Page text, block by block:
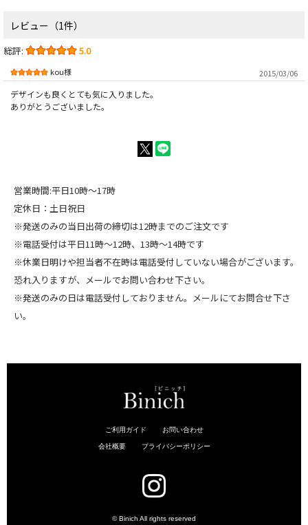
レビュー（1件）
総評: 5.0
kou様 2015/03/06
デザインも良くとても気に入りました。
ありがとうございました。
営業時間:平日10時～17時
定休日：土日祝日
※発送のみの当日出荷の締切は12時までのご注文です
※電話受付は平日11時～12時、13時～14時です
※休業日明けや担当者不在時は電話受付していない場合がございます。
恐れ入りますが、メールでお問い合わせ下さい。
※発送のみの日は電話受付しておりません。メールにてお問合せ下さ
い。